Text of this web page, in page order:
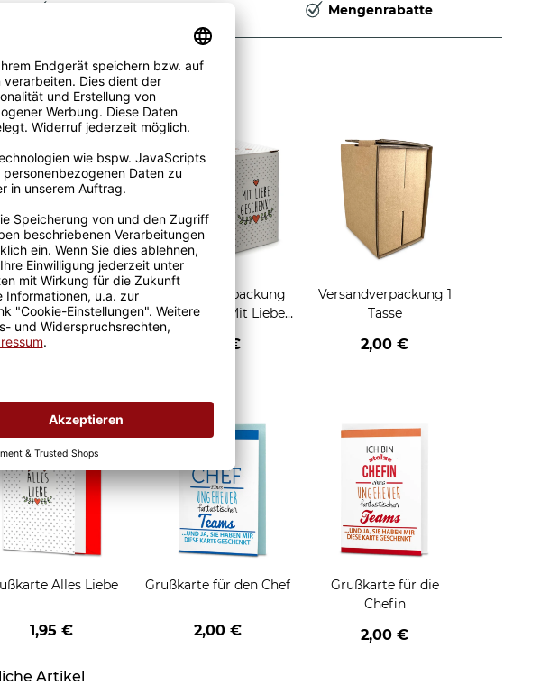
Mengenrabatte
Verpackungen
1
mit Fenster
2,50 €
Geschenkverpackung
für Tassen - Mit Liebe
2,95 €
Versandverpackung 1
Tasse
2,00 €
zum Verschenken
Alles Liebe
1,95 €
Grußkarte für den Chef
2,00 €
Grußkarte für die
Chefin
2,00 €
Artikel